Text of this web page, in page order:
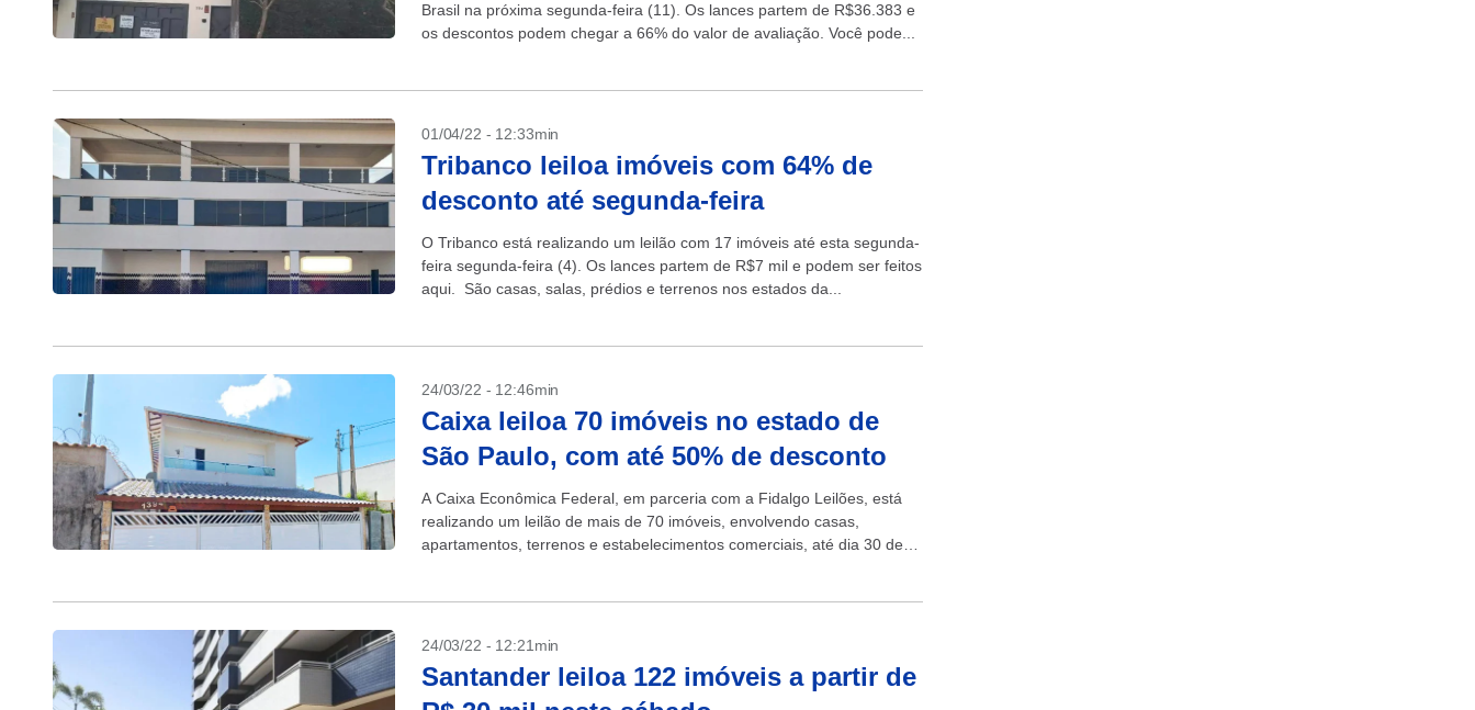
Brasil na próxima segunda-feira (11). Os lances partem de R$36.383 e
os descontos podem chegar a 66% do valor de avaliação. Você pode...
01/04/22 - 12:33min
Tribanco leiloa imóveis com 64% de
desconto até segunda-feira
O Tribanco está realizando um leilão com 17 imóveis até esta segunda-
feira segunda-feira (4). Os lances partem de R$7 mil e podem ser feitos
aqui. São casas, salas, prédios e terrenos nos estados da...
24/03/22 - 12:46min
Caixa leiloa 70 imóveis no estado de
São Paulo, com até 50% de desconto
A Caixa Econômica Federal, em parceria com a Fidalgo Leilões, está
realizando um leilão de mais de 70 imóveis, envolvendo casas,
apartamentos, terrenos e estabelecimentos comerciais, até dia 30 de
24/03/22 - 12:21min
Santander leiloa 122 imóveis a partir de